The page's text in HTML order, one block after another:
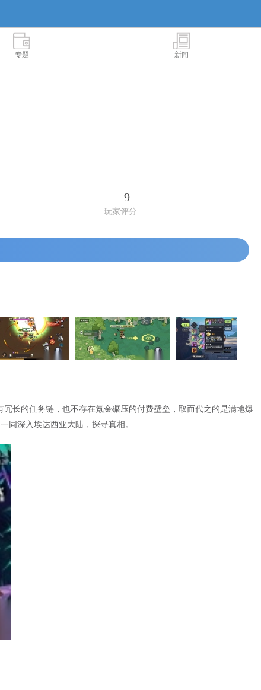
专题 新闻
9
玩家评分
冗长的任务链，也不存在氪金碾压的付费壁垒，取而代之的是满地爆
同深入埃达西亚大陆，探寻真相。